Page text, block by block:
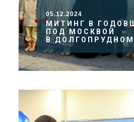
05.12.2024
МИТИНГ В
ПОД МОСКВОЙ
В ДОЛГОПРУДНОМ